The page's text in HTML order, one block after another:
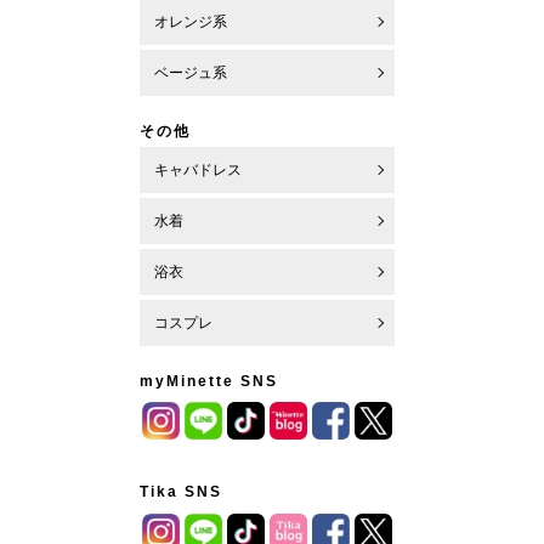
オレンジ系
ベージュ系
その他
キャバドレス
水着
浴衣
コスプレ
myMinette SNS
Tika SNS